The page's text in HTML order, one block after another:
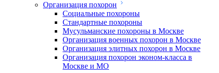
Организация похорон
Социальные похороны
Стандартные похороны
Мусульманские похороны в Москве
Организация военных похорон в Москве
Организация элитных похорон в Москве
Организация похорон эконом-класса в
Москве и МО